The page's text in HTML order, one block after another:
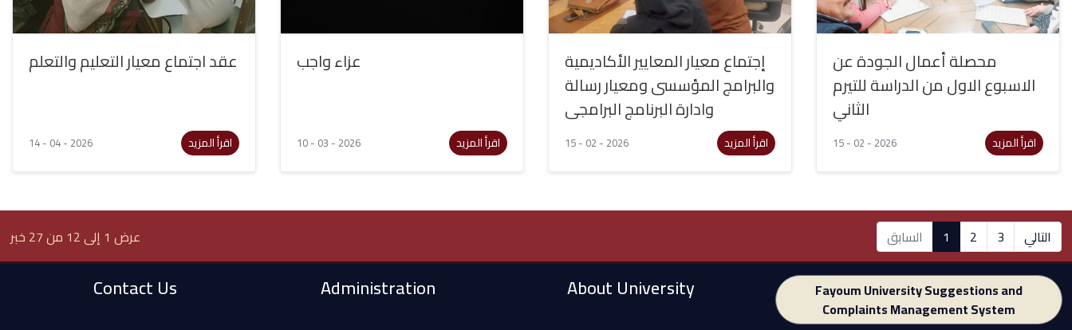
عقد اجتماع معيار التعليم والتعلم
14 - 04 - 2026 اقرأ المزيد
عزاء واجب
10 - 03 - 2026 اقرأ المزيد
إجتماع معيار المعايير الأكاديمية
والبرامج المؤسسى ومعيار رسالة
وادارة البرنامج البرامجى
15 - 02 - 2026 اقرأ المزيد
محصلة أعمال الجودة عن
الاسبوع الاول من الدراسة للتيرم
الثاني
15 - 02 - 2026 اقرأ المزيد
عرض 1 إلى 12 من 27 خبر السابق 1 2 3 التالي
Contact Us Administration About University
Fayoum University Suggestions and
Complaints Management System